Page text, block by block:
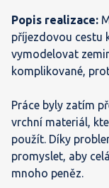
Popis realizace:
příjezdovou cestu
vymodelovat
komplikované,
Práce byly zatím
vrchní materiál,
použít. Díky
promyslet, aby
mnoho peněz.